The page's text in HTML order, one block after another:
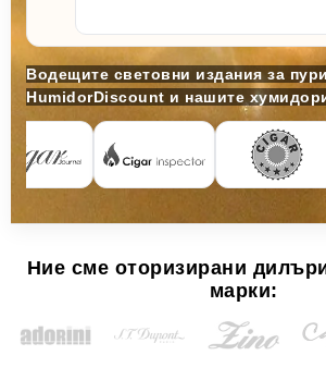
Водещите световни издания за
HumidorDiscount и нашите
Ние сме оторизирани
марки: